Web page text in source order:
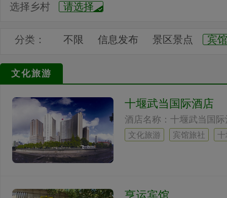
选择乡村 请选择
分类： 不限 信息发布 景区景点
宾
文艺作品
美术作品
书法作品
工艺作品
民间传说
体育动态
景点推荐
汇展中心
文化旅游
十堰武当国际酒店
文化旅游 宾馆旅社
亨运宾馆